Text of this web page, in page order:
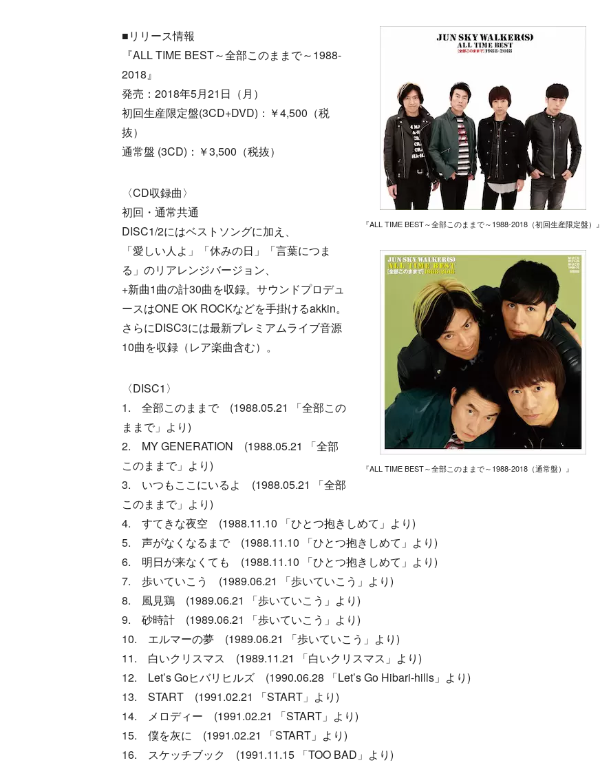
『ALL TIME BEST～全部このままで～1988-2018（初回生産限定盤）』
『ALL TIME BEST～全部このままで～1988-2018（通常盤）』
■リリース情報
『ALL TIME BEST～全部このままで～1988-
2018』
発売：2018年5月21日（月）
初回生産限定盤(3CD+DVD)：￥4,500（税
抜）
通常盤 (3CD)：￥3,500（税抜）
〈CD収録曲〉
初回・通常共通
DISC1/2にはベストソングに加え、
「愛しい人よ」「休みの日」「言葉につま
る」のリアレンジバージョン、
+新曲1曲の計30曲を収録。サウンドプロデュ
ースはONE OK ROCKなどを手掛けるakkin。
さらにDISC3には最新プレミアムライブ音源
10曲を収録（レア楽曲含む）。
〈DISC1〉
1. 全部このままで (1988.05.21 「全部この
ままで」より)
2. MY GENERATION (1988.05.21 「全部
このままで」より)
3. いつもここにいるよ (1988.05.21 「全部
このままで」より)
4. すてきな夜空 (1988.11.10 「ひとつ抱きしめて」より)
5. 声がなくなるまで (1988.11.10 「ひとつ抱きしめて」より)
6. 明日が来なくても (1988.11.10 「ひとつ抱きしめて」より)
7. 歩いていこう (1989.06.21 「歩いていこう」より)
8. 風見鶏 (1989.06.21 「歩いていこう」より)
9. 砂時計 (1989.06.21 「歩いていこう」より)
10. エルマーの夢 (1989.06.21 「歩いていこう」より)
11. 白いクリスマス (1989.11.21 「白いクリスマス」より)
12. Let’s Goヒバリヒルズ (1990.06.28 「Let’s Go Hibari-hills」より)
13. START (1991.02.21 「START」より)
14. メロディー (1991.02.21 「START」より)
15. 僕を灰に (1991.02.21 「START」より)
16. スケッチブック (1991.11.15 「TOO BAD」より)